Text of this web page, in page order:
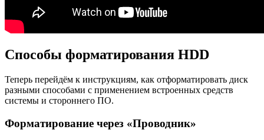
Способы форматирования HDD
Теперь перейдём к инструкциям, как отформатировать диск
разными способами с применением встроенных средств
системы и стороннего ПО.
Форматирование через «Проводник»